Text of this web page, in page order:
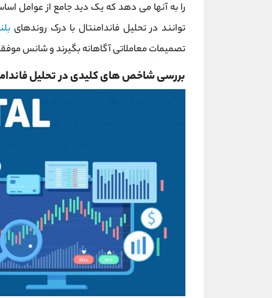
را به آنها می دهد که یک دید جامع از عوامل
توانند در تحلیل فاندامنتال با درک روندهای
تصمیمات معاملاتی آگاهانه بگیرند و شانس
بررسی شاخص های کلیدی در تحلیل